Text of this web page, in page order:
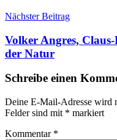
Nächster Beitrag
Volker Angres,
der Natur
Schreibe einen
Deine E-Mail-Adresse wird
Felder sind mit * markiert
Kommentar *